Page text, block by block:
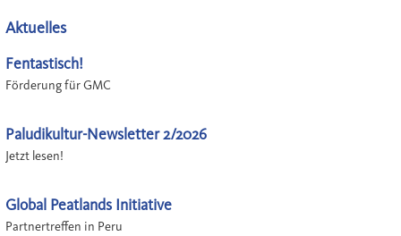
Aktuelles
Fentastisch!
Förderung für GMC
Paludikultur-Newsletter 2/2026
Jetzt lesen!
Global Peatlands Initiative
Partnertreffen in Peru